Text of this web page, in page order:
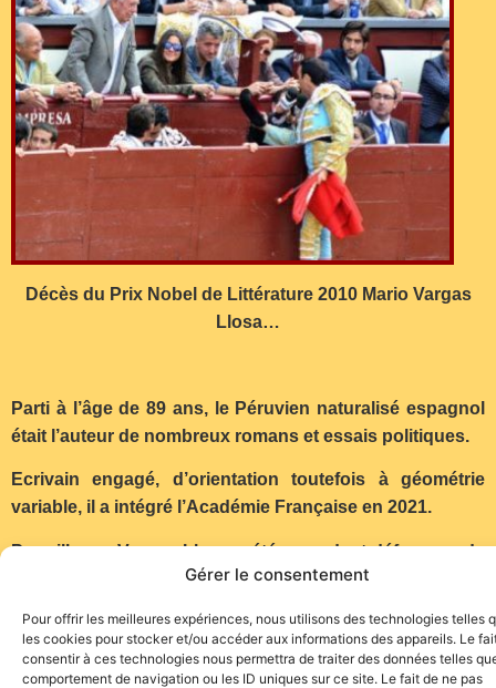
Gérer le consentement
Pour offrir les meilleures expériences, nous utilisons des technologies telles
les cookies pour stocker et/ou accéder aux informations des appareils. Le
consentir à ces technologies nous permettra de traiter des données telles
comportement de navigation ou les ID uniques sur ce site. Le fait de ne pas
Décès du Prix Nobel de Littérature 2010 Mario Vargas
Llosa…
Parti à l’âge de 89 ans, le Péruvien naturalisé espagnol
était l’auteur de nombreux romans et essais politiques.
Ecrivain engagé, d’orientation toutefois à géométrie
variable, il a intégré l’Académie Française en 2021.
Par ailleurs, Vargas Llosa a été un ardent défenseur de
la tauromachie. Sur la photo de Ferdinand de Marchi, on
arènes de Las Ventas, a brindé un toro de Victoriano del
Río à Mario Vargas Llosa. QDEP…